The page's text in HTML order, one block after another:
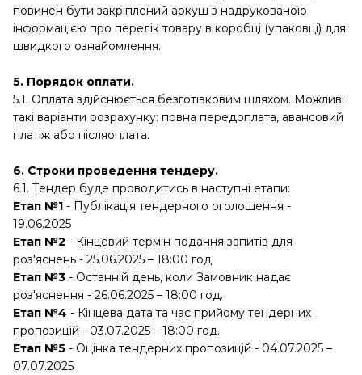
повинен бути закріплений аркуш з надрукованою
інформацією про перелік товару в коробці (упаковці) для
швидкого ознайомлення.
5. Порядок оплати.
5.1. Оплата здійснюється безготівковим шляхом. Можливі
такі варіанти розрахунку: повна передоплата, авансовий
платіж або післяоплата.
6. Строки проведення тендеру.
6.1. Тендер буде проводитись в наступні етапи:
Етап №1 - Публікація тендерного оголошення -
19.06.2025
Етап №2 - Кінцевий термін подання запитів для
роз'яснень - 25.06.2025 – 18:00 год.
Етап №3 - Останній день, коли Замовник надає
роз'яснення - 26.06.2025 – 18:00 год.
Етап №4 - Кінцева дата та час прийому тендерних
пропозицій - 03.07.2025 – 18:00 год.
Етап №5 - Оцінка тендерних пропозицій - 04.07.2025 –
07.07.2025